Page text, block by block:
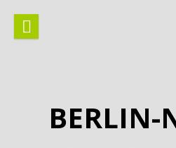
indhold
BERLIN-